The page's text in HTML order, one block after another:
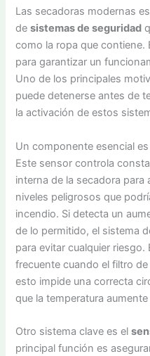
Las secadoras modernas
desistemas de seguridad
como la ropa que contiene.
para garantizar un
Uno de los principales
puede detenerse antes de
la activación de estos
Un componente esencial
Este sensor controla
interna de la secadora para
niveles peligrosos que
incendio. Si detecta un
de lo permitido, el sistema
para evitar cualquier
frecuente cuando el filtro
esto impide una correcta
que la temperatura
Otro sistema clave es el
principal función es